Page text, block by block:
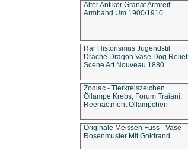
Alter Antiker Granat Armreif
Armband Um 1900/1910
Rar Historismus Jugendstil
Drache Dragon Vase Dog Relief
Scene Art Nouveau 1880
Zodiac - Tierkreiszeichen
Öllampe Krebs, Forum Traiani,
Reenactment Öllämpchen
Originale Meissen Fuss - Vase
Rosenmuster Mit Goldrand